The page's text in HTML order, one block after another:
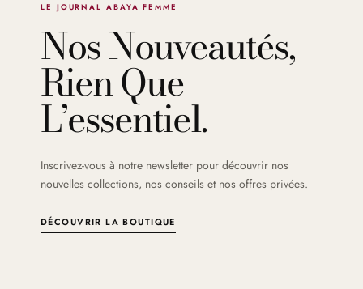
LE JOURNAL ABAYA FEMME
Nos Nouveautés,
Rien Que
L’essentiel.
Inscrivez-vous à notre newsletter pour découvrir nos
nouvelles collections, nos conseils et nos offres privées.
DÉCOUVRIR LA BOUTIQUE